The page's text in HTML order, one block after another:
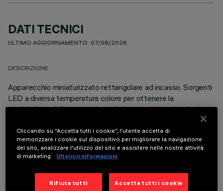
DATI TECNICI
ULTIMO AGGIORNAMENTO: 07/08/2026
DESCRIZIONE
Apparecchio miniaturizzato rettangolare ad incasso. Sorgenti
LED a diversa temperatura colore per ottenere la
modulazione della stessa. La variazione avviene miscelando
indice di resa cromatica. Nonostante la disparità delle
sorgenti impiegando i canali estremi - 2700K e 5700K -
l'intensità di flusso emesso risulta la stessa, inoltre anche tra
mantiene sempre costante ed uniforme. Corpo principale con
superficie radiante in alluminio pressofuso, versione minimal
Cliccando su “Accetta tutti i cookie”, l'utente accetta di
memorizzare i cookie sul dispositivo per migliorare la navigazione
del sito, analizzare l'utilizzo del sito e assistere nelle nostre attività
di marketing.
Ulteriori informazioni
Rifiuta tutti Accetta tutti i cookie